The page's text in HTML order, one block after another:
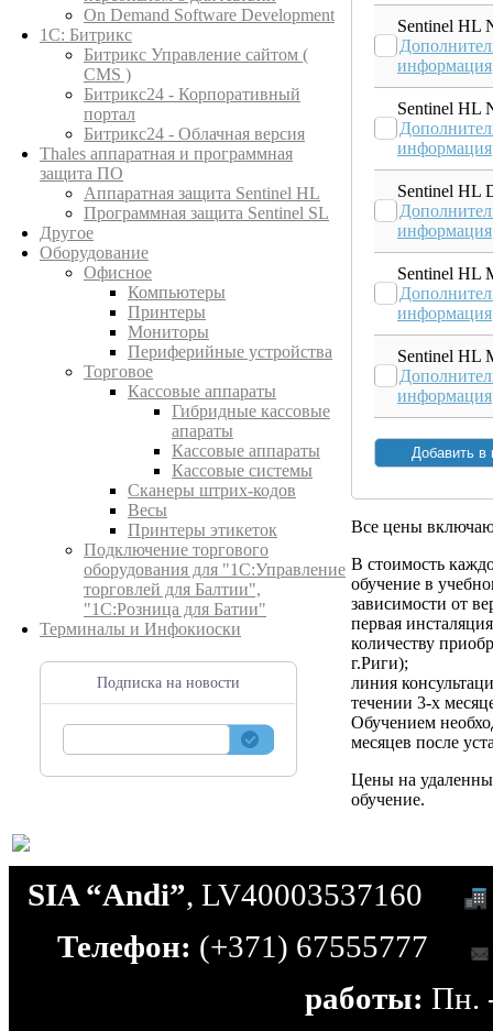
On Demand Software Development
1С: Битрикс
Битрикс Управление сайтом (
CMS )
Битрикс24 - Корпоративный
портал
Битрикс24 - Облачная версия
Thales аппаратная и программная
защита ПО
Аппаратная защита Sentinel HL
Программная защита Sentinel SL
Другое
Оборудование
Офисное
Компьютеры
Принтеры
Мониторы
Периферийные устройства
Торговое
Кассовые аппараты
Гибридные кассовые
апараты
Кассовые аппараты
Кассовые системы
Сканеры штрих-кодов
Весы
Принтеры этикеток
Подключение торгового
оборудования для "1С:Управление
торговлей для Балтии",
"1С:Розница для Батии"
Терминалы и Инфокиоски
Подписка на новости
Sentinel HL
информация
Sentinel HL
информация
Sentinel HL
информация
Sentinel HL
информация
Sentinel HL
информация
Все цены
В стоимость
обучение в
зависимости от
первая
количеству
г.Риги);
линия
течении 3-х
Обучением
месяцев после
Цены на
обучение.
SIA “Andi”, LV40003537160
Телефон: (+371) 67555777
работы: Пн.